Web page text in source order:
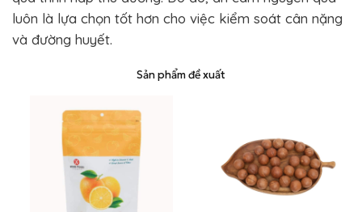
luôn là lựa chọn tốt hơn cho việc kiểm soát cân nặng
và đường huyết.
Sản phẩm đề xuất